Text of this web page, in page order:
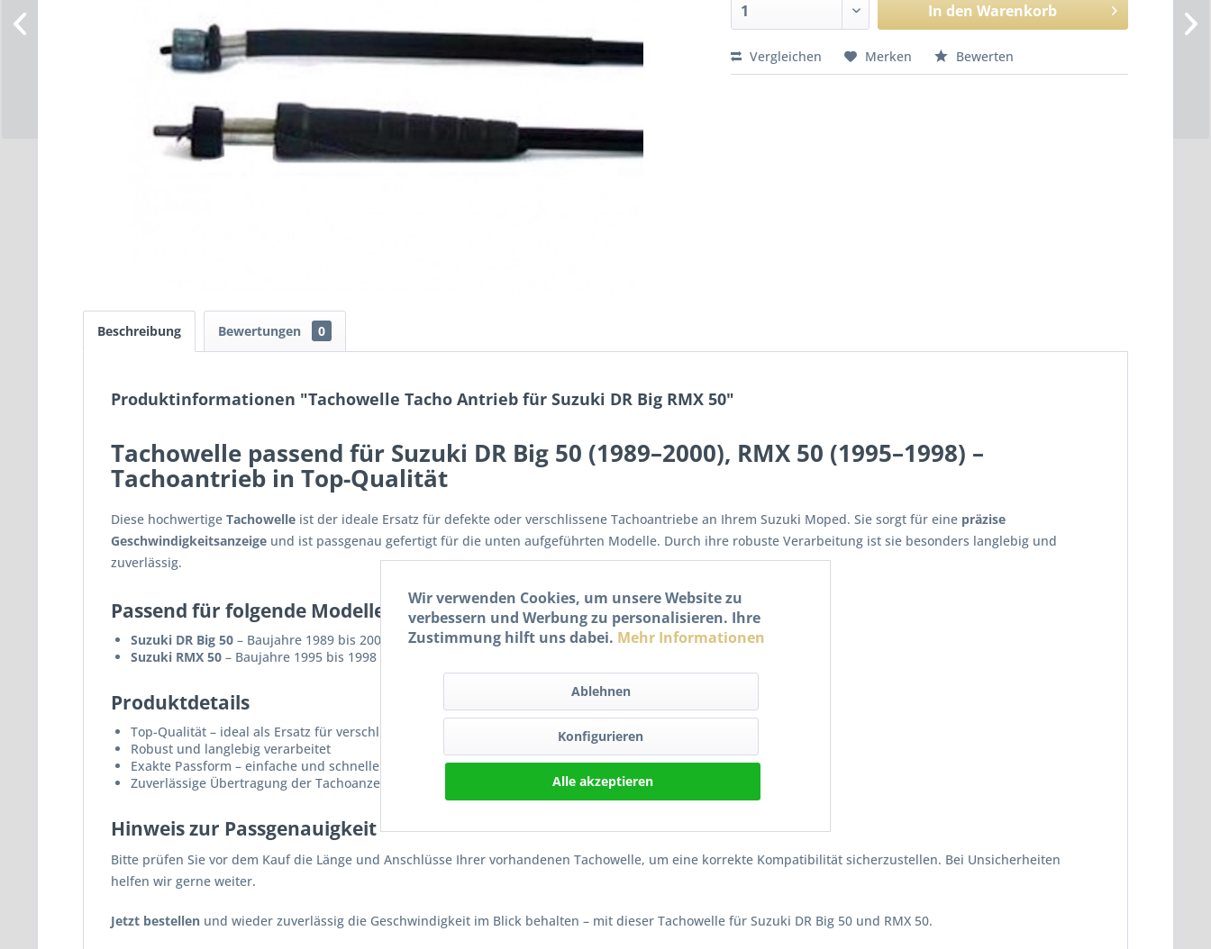
In den Warenkorb
Vergleichen Merken Bewerten
Beschreibung Bewertungen 0
Produktinformationen "Tachowelle Tacho Antrieb für Suzuki DR Big RMX 50"
Tachowelle passend für Suzuki DR Big 50 (1989–2000), RMX 50 (1995–1998) –
Tachoantrieb in Top-Qualität
Diese hochwertige Tachowelle ist der ideale Ersatz für defekte oder verschlissene Tachoantriebe an Ihrem Suzuki Moped. Sie sorgt für eine präzise
Geschwindigkeitsanzeige und ist passgenau gefertigt für die unten aufgeführten Modelle. Durch ihre robuste Verarbeitung ist sie besonders langlebig und
zuverlässig.
Passend für folgende Modelle
Suzuki DR Big 50 – Baujahre 1989 bis 2000
Suzuki RMX 50 – Baujahre 1995 bis 1998
Produktdetails
Top-Qualität – ideal als Ersatz für verschlissene Original-Tachowellen
Robust und langlebig verarbeitet
Exakte Passform – einfache und schnelle Montage
Zuverlässige Übertragung der Tachoanzeige
Hinweis zur Passgenauigkeit
Bitte prüfen Sie vor dem Kauf die Länge und Anschlüsse Ihrer vorhandenen Tachowelle, um eine korrekte Kompatibilität sicherzustellen. Bei Unsicherheiten
helfen wir gerne weiter.
Jetzt bestellen und wieder zuverlässig die Geschwindigkeit im Blick behalten – mit dieser Tachowelle für Suzuki DR Big 50 und RMX 50.
Wir verwenden Cookies, um unsere Website zu
verbessern und Werbung zu personalisieren. Ihre
Zustimmung hilft uns dabei. Mehr Informationen
Ablehnen
Konfigurieren
Alle akzeptieren